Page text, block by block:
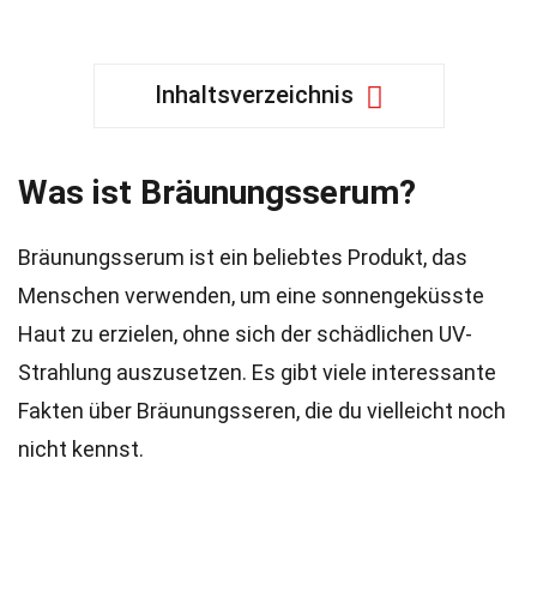
Inhaltsverzeichnis
Was ist Bräunungsserum?
Bräunungsserum ist ein beliebtes Produkt, das
Menschen verwenden, um eine sonnengeküsste
Haut zu erzielen, ohne sich der schädlichen UV-
Strahlung auszusetzen. Es gibt viele interessante
Fakten über Bräunungsseren, die du vielleicht noch
nicht kennst.